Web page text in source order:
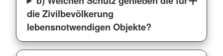
die Zivilbevölkerung
lebensnotwendigen Objekte?